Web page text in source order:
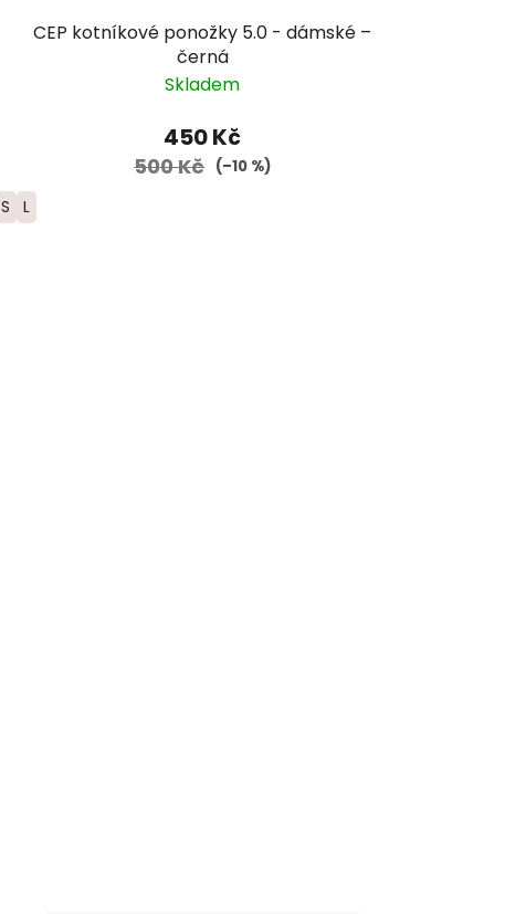
CEP kotníkové ponožky 5.0 - dámské –
černá
Skladem
450 Kč
500 Kč (–10 %)
S L